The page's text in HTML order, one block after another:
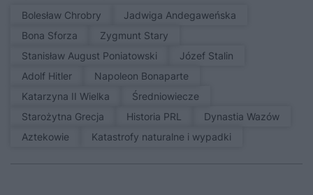
Bolesław Chrobry
Jadwiga Andegaweńska
Bona Sforza
Zygmunt Stary
Stanisław August Poniatowski
Józef Stalin
Adolf Hitler
Napoleon Bonaparte
Katarzyna II Wielka
średniowiecze
Starożytna Grecja
Historia PRL
Dynastia Wazów
Aztekowie
Katastrofy naturalne i wypadki